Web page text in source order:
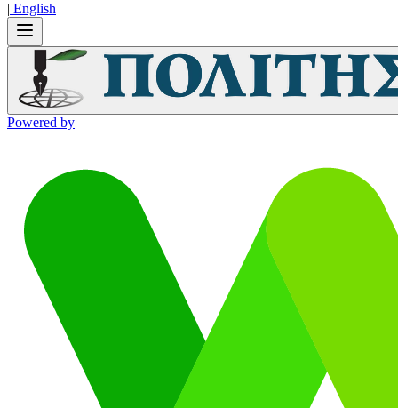
| Εnglish
Powered by